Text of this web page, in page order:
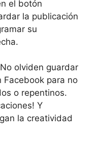
el botón
la publicación
su
olviden guardar
Facebook para⁤ no
o ⁣repentinos.
Y
la creatividad